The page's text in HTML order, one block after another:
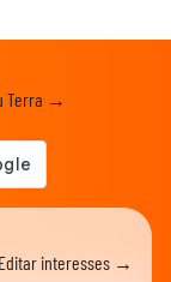
Terra →
Editar interesses →